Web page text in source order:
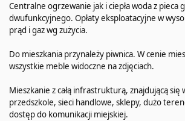
Centralne ogrzewanie jak i ciepła woda z pieca
dwufunkcyjnego. Opłaty eksploatacyjne w
prąd i gaz wg zużycia.
Do mieszkania przynależy piwnica. W cenie
wszystkie meble widoczne na zdjęciach.
Mieszkanie z całą infrastrukturą, znajdującą się
przedszkole, sieci handlowe, sklepy, dużo
dostęp do komunikacji miejskiej.